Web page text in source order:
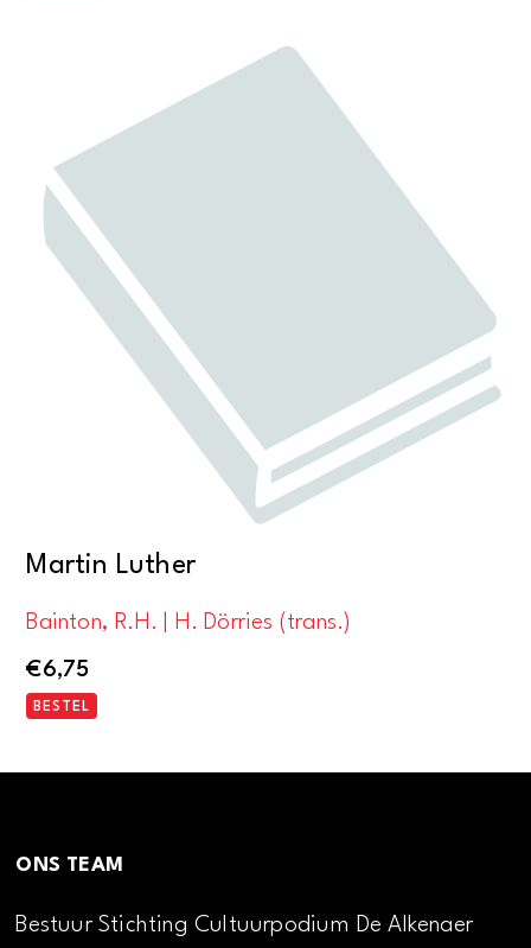
Martin Luther
Bainton, R.H. | H. Dörries (trans.)
€6,75
BESTEL
ONS TEAM
Bestuur Stichting Cultuurpodium De Alkenaer